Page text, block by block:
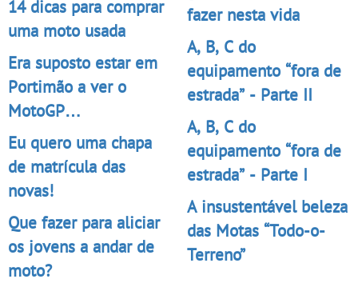
14 dicas para comprar
uma moto usada
Era suposto estar em
Portimão a ver o
MotoGP…
Eu quero uma chapa
de matrícula das
novas!
Que fazer para aliciar
os jovens a andar de
moto?
fazer nesta vida
A, B, C do
equipamento “fora de
estrada” - Parte II
A, B, C do
equipamento “fora de
estrada” - Parte I
A insustentável beleza
das Motas “Todo-o-
Terreno”